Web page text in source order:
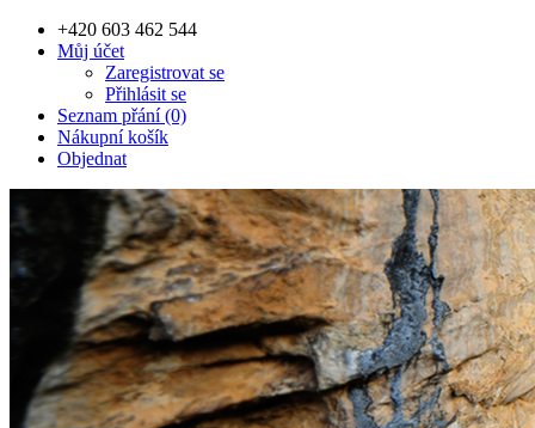
+420 603 462 544
Můj účet
Zaregistrovat se
Přihlásit se
Seznam přání (0)
Nákupní košík
Objednat